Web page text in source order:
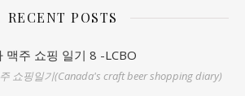
RECENT POSTS
맥주 쇼핑 일기 8 -LCBO
쇼핑일기(Canada's craft beer shopping diary)